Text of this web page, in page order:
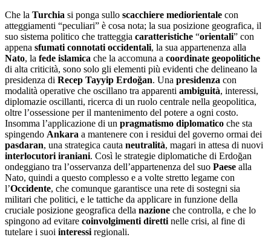
Che la Turchia si ponga sullo scacchiere mediorientale con
atteggiamenti “peculiari” è cosa nota; la sua posizione geografica, il
suo sistema politico che tratteggia caratteristiche “orientali” con
appena sfumati connotati occidentali, la sua appartenenza alla
Nato, la fede islamica che la accomuna a coordinate geopolitiche
di alta criticità, sono solo gli elementi più evidenti che delineano la
presidenza di Recep Tayyip Erdoğan. Una presidenza con
modalità operative che oscillano tra apparenti ambiguità, interessi,
diplomazie oscillanti, ricerca di un ruolo centrale nella geopolitica,
oltre l’ossessione per il mantenimento del potere a ogni costo.
Insomma l’applicazione di un pragmatismo diplomatico che sta
spingendo Ankara a mantenere con i residui del governo ormai dei
pasdaran, una strategica cauta neutralità, magari in attesa di nuovi
interlocutori iraniani. Così le strategie diplomatiche di Erdoğan
ondeggiano tra l’osservanza dell’appartenenza del suo Paese alla
Nato, quindi a questo complesso e a volte stretto legame con
l’Occidente, che comunque garantisce una rete di sostegni sia
militari che politici, e le tattiche da applicare in funzione della
cruciale posizione geografica della nazione che controlla, e che lo
spingono ad evitare coinvolgimenti diretti nelle crisi, al fine di
tutelare i suoi interessi regionali.